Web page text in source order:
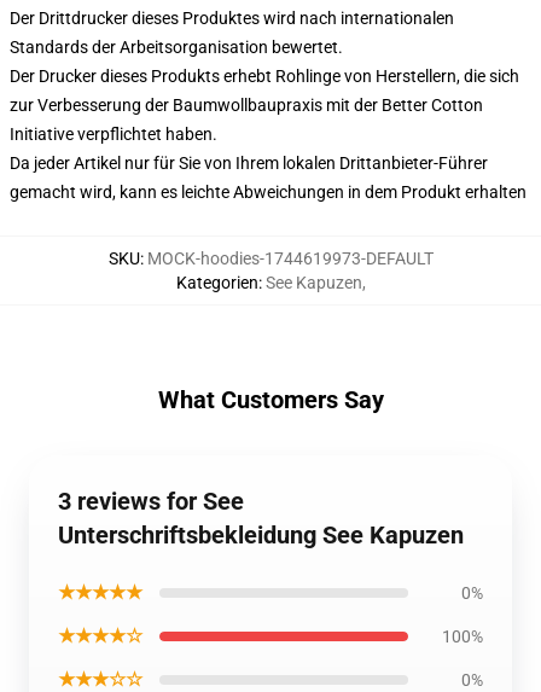
Der Drittdrucker dieses Produktes wird nach internationalen
Standards der Arbeitsorganisation bewertet.
Der Drucker dieses Produkts erhebt Rohlinge von Herstellern, die sich
zur Verbesserung der Baumwollbaupraxis mit der Better Cotton
Initiative verpflichtet haben.
Da jeder Artikel nur für Sie von Ihrem lokalen Drittanbieter-Führer
gemacht wird, kann es leichte Abweichungen in dem Produkt erhalten
SKU: MOCK-hoodies-1744619973-DEFAULT
Kategorien:See Kapuzen,
What Customers Say
3 reviews for See
Unterschriftsbekleidung See Kapuzen
★★★★★ 0%
★★★★☆ 100%
★★★☆☆ 0%